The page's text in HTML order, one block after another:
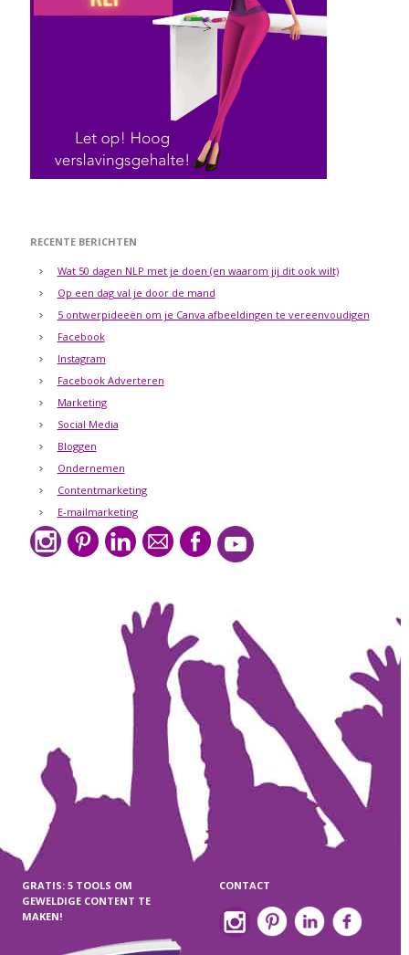
RECENTE BERICHTEN
Wat 50 dagen NLP met je doen (en waarom jij dit ook wilt)
Op een dag val je door de mand
5 ontwerpideeën om je Canva afbeeldingen te vereenvoudigen
Facebook
Instagram
Facebook Adverteren
Marketing
Social Media
Bloggen
Ondernemen
Contentmarketing
E-mailmarketing
GRATIS: 5 TOOLS OM
GEWELDIGE CONTENT TE
MAKEN!
CONTACT